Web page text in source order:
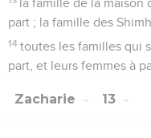
la famille de la maison
part ; la famille des
14 toutes les familles qui
part, et leurs femmes à
Zacharie 13